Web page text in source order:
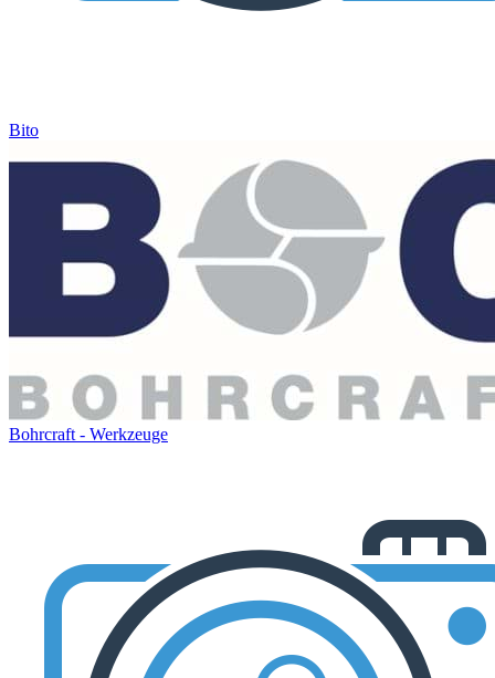
Bito
Bohrcraft - Werkzeuge